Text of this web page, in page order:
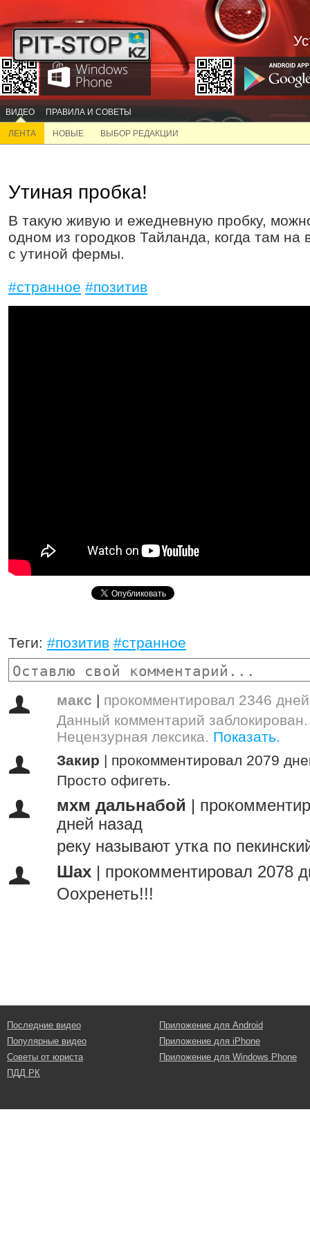
ВИДЕО ПРАВИЛА И СОВЕТЫ
ЛЕНТА НОВЫЕ ВЫБОР РЕДАКЦИИ
Утиная пробка!
В такую живую и ежедневную пробку,
одном из городков Тайланда, когда там на
с утиной фермы.
#странное #позитив
Теги: #позитив #странное
макс | прокомментировал 2346
Данный комментарий
Нецензурная лексика. Показать.
Закир | прокомментировал 2079
Просто офигеть.
мхм дальнабой
дней назад
реку называют утка по
Шах
прокомментировал 2078
Оохренеть!!!
Последние видео
Популярные видео
Советы от юриста
ПДД РК
Приложение для Android
Приложение для iPhone
Приложение для Windows Phone